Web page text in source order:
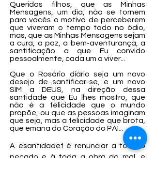
Queridos filhos, que as Minhas
Mensagens, um dia, não se tornem
para vocês o motivo de perceberem
que viveram o tempo todo no ódio,
mas, que as Minhas Mensagens sejam
a cura, a paz, a bem-aventurança, a
santificação a que Eu convido
pessoalmente, cada um a viver...
Que o Rosário diário seja um novo
desejo de santificar-se, e um novo
SIM a DEUS, na direção dessa
santidade que Eu lhes mostro, que
não é a felicidade que o mundo
propõe, ou que as pessoas imaginam
que seja, mas a felicidade que brota,
que emana do Coração do PAI...
A esantidadef é renunciar a todo o
pecado e à toda a obra do mal, e